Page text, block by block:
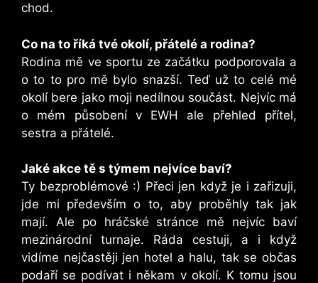
chod.
Co na to říká tvé okolí, přátelé a rodina?
Rodina mě ve sportu ze začátku podporovala a
o to to pro mě bylo snazší. Teď už to celé mé
okolí bere jako moji nedílnou součást. Nejvíc má
o mém působení v EWH ale přehled přítel,
sestra a přátelé.
Jaké akce tě s týmem nejvíce baví?
Ty bezproblémové :) Přeci jen když je i zařizuji,
jde mi především o to, aby proběhly tak jak
mají. Ale po hráčské stránce mě nejvíc baví
mezinárodní turnaje. Ráda cestuji, a i když
vidíme nejčastěji jen hotel a halu, tak se občas
podaří se podívat i někam v okolí. K tomu jsou